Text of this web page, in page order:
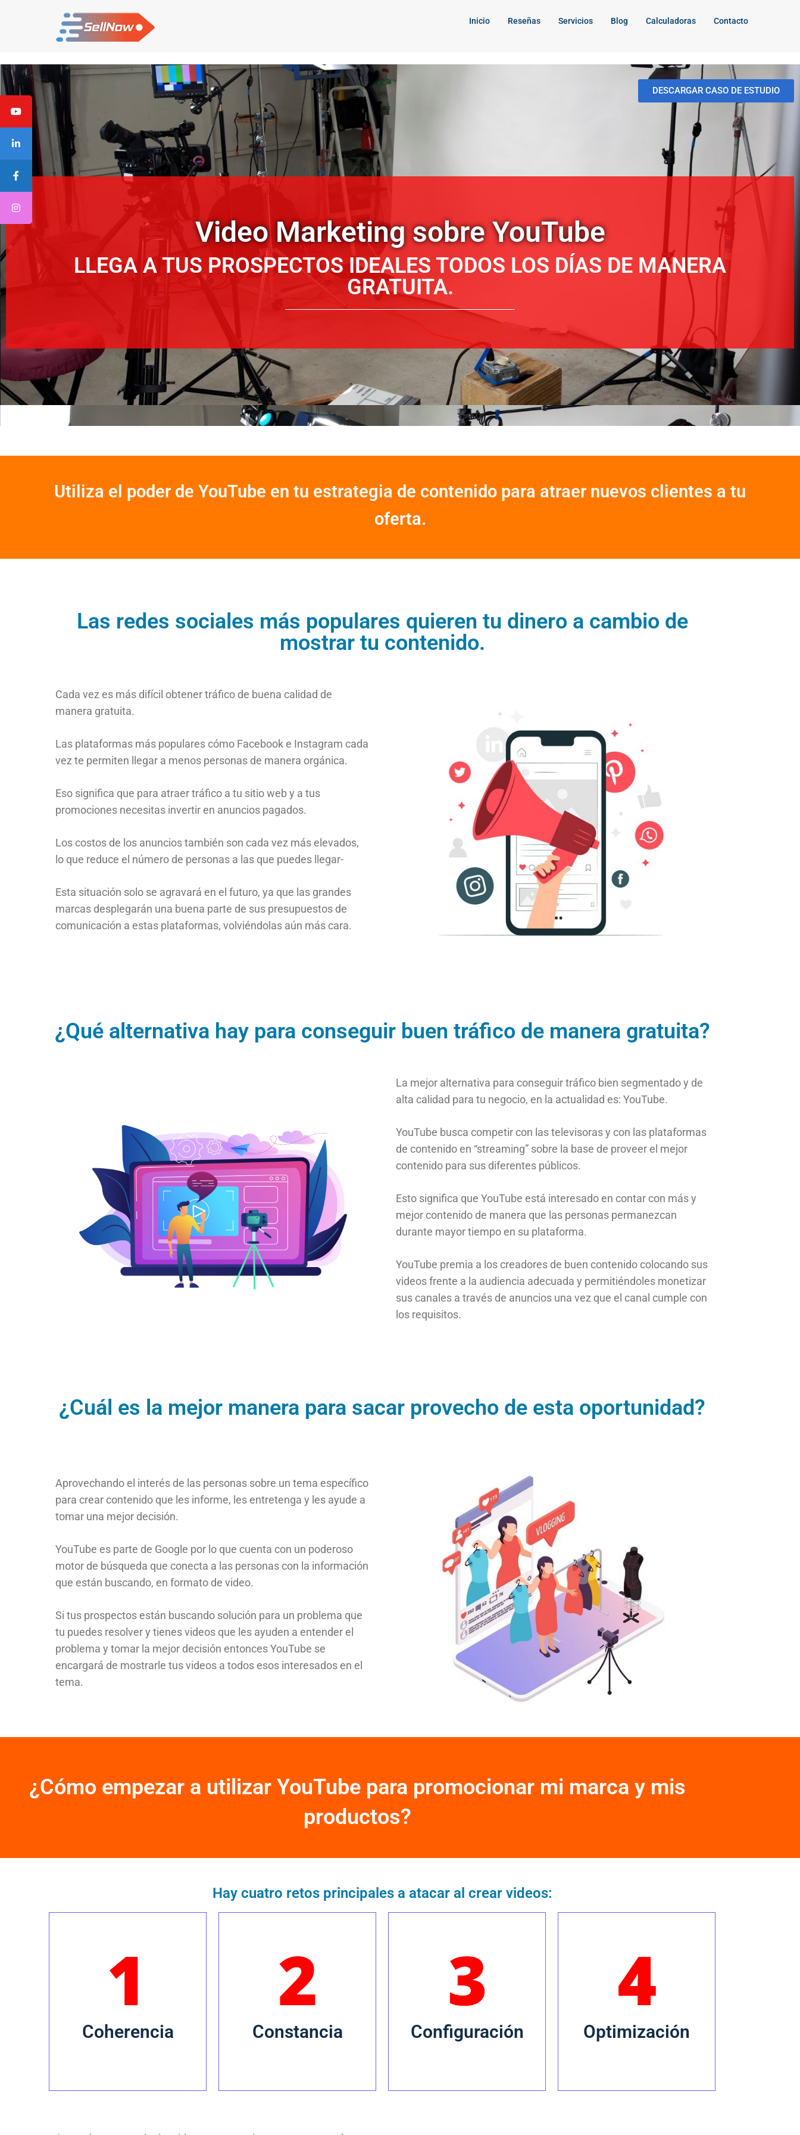
Inicio Reseñas Servicios Blog Calculadoras Contacto
DESCARGAR CASO DE ESTUDIO
Video Marketing sobre YouTube
LLEGA A TUS PROSPECTOS IDEALES TODOS LOS DÍAS DE MANERA
GRATUITA.
Utiliza el poder de YouTube en tu estrategia de contenido para atraer nuevos clientes a tu
oferta.
Las redes sociales más populares quieren tu dinero a cambio de
mostrar tu contenido.
Cada vez es más difícil obtener tráfico de buena calidad de
manera gratuita.
Las plataformas más populares cómo Facebook e Instagram cada
vez te permiten llegar a menos personas de manera orgánica.
Eso significa que para atraer tráfico a tu sitio web y a tus
promociones necesitas invertir en anuncios pagados.
Los costos de los anuncios también son cada vez más elevados,
lo que reduce el número de personas a las que puedes llegar-
Esta situación solo se agravará en el futuro, ya que las grandes
marcas desplegarán una buena parte de sus presupuestos de
comunicación a estas plataformas, volviéndolas aún más cara.
¿Qué alternativa hay para conseguir buen tráfico de manera gratuita?
La mejor alternativa para conseguir tráfico bien segmentado y de
alta calidad para tu negocio, en la actualidad es: YouTube.
YouTube busca competir con las televisoras y con las plataformas
de contenido en “streaming” sobre la base de proveer el mejor
contenido para sus diferentes públicos.
Esto significa que YouTube está interesado en contar con más y
mejor contenido de manera que las personas permanezcan
durante mayor tiempo en su plataforma.
YouTube premia a los creadores de buen contenido colocando sus
videos frente a la audiencia adecuada y permitiéndoles monetizar
sus canales a través de anuncios una vez que el canal cumple con
los requisitos.
¿Cuál es la mejor manera para sacar provecho de esta oportunidad?
Aprovechando el interés de las personas sobre un tema específico
para crear contenido que les informe, les entretenga y les ayude a
tomar una mejor decisión.
YouTube es parte de Google por lo que cuenta con un poderoso
motor de búsqueda que conecta a las personas con la información
que están buscando, en formato de video.
Si tus prospectos están buscando solución para un problema que
tu puedes resolver y tienes videos que les ayuden a entender el
problema y tomar la mejor decisión entonces YouTube se
encargará de mostrarle tus videos a todos esos interesados en el
tema.
¿Cómo empezar a utilizar YouTube para promocionar mi marca y mis
productos?
Hay cuatro retos principales a atacar al crear videos:
Coherencia
Mantener un hilo
Constancia
Publicar contenido útil de
manera frecuente.
Configuración
Administrar el canal de
manera proactiva.
Optimización
Mejorar el desempeño y
las tasas de conversión